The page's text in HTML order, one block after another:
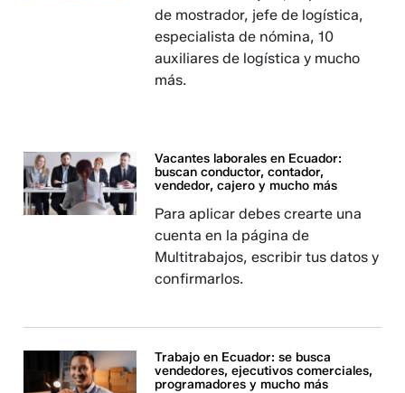
de mostrador, jefe de logística,
especialista de nómina, 10
auxiliares de logística y mucho
más.
Vacantes laborales en Ecuador:
buscan conductor, contador,
vendedor, cajero y mucho más
Para aplicar debes crearte una
cuenta en la página de
Multitrabajos, escribir tus datos y
confirmarlos.
Trabajo en Ecuador: se busca
vendedores, ejecutivos comerciales,
programadores y mucho más